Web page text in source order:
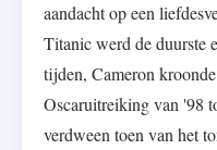
aandacht op een
Titanic werd de duurste
tijden, Cameron
Oscaruitreiking van '98
verdween toen van het